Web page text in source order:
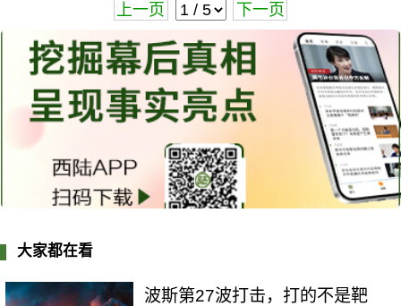
上一页 下一页
大家都在看
波斯第27波打击，打的不是靶